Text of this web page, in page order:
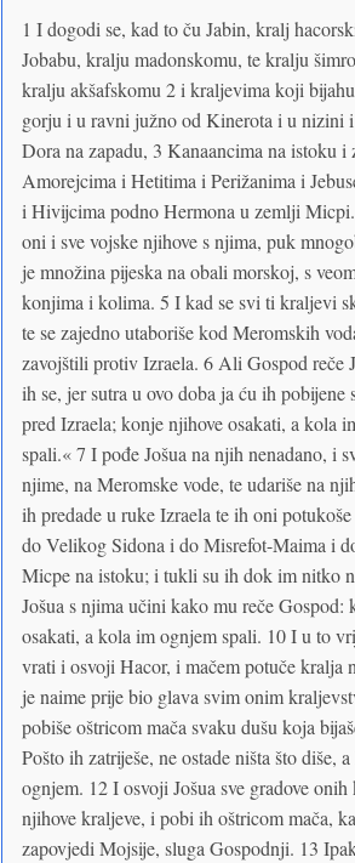
1 I dogodi se, kad to ču Jabin, kralj
Jobabu, kralju madonskomu, te kralju
kralju akšafskomu 2 i kraljevima koji
gorju i u ravni južno od Kinerota i u nizini
Dora na zapadu, 3 Kanaancima na istoku i
Amorejcima i Hetitima i Perižanima i
i Hivijcima podno Hermona u zemlji
oni i sve vojske njihove s njima, puk
je množina pijeska na obali morskoj, s
konjima i kolima. 5 I kad se svi ti kraljevi
te se zajedno utaboriše kod Meromskih
zavojštili protiv Izraela. 6 Ali Gospod reče
ih se, jer sutra u ovo doba ja ću ih pobijene
pred Izraela; konje njihove osakati, a kola
spali.« 7 I pođe Jošua na njih nenadano, i
njime, na Meromske vode, te udariše na
ih predade u ruke Izraela te ih oni
do Velikog Sidona i do Misrefot-Maima i
Micpe na istoku; i tukli su ih dok im nitko
Jošua s njima učini kako mu reče Gospod:
osakati, a kola im ognjem spali. 10 I u to
vrati i osvoji Hacor, i mačem potuče kralja
je naime prije bio glava svim onim
pobiše oštricom mača svaku dušu koja
Pošto ih zatriješe, ne ostade ništa što diše,
ognjem. 12 I osvoji Jošua sve gradove
njihove kraljeve, i pobi ih oštricom mača,
zapovjedi Mojsije, sluga Gospodnji. 13